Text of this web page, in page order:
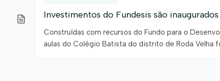
Investimentos do Fundesis são
Construídas com recursos do Fundo para o
aulas do Colégio Batista do distrito de Roda Velha